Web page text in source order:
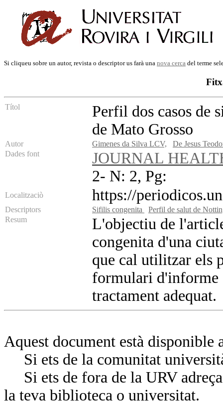
Si cliqueu sobre un autor, revista o descriptor us farà una nova cerca del terme
Títol
Perfil dos casos de
de Mato Grosso
Autor Gimenes da Silva LCV,
De Jesus
Dades font
JOURNAL
2- N: 2, Pg:
Localitzaciò https://
Descriptors Sifilis congenita
Perfil de salut de
Resum
L'objectiu de
congenita d'una
que cal utilitzar els
formulari d'informe
tractament adequat.
Aquest document està
Si ets de la comunitat
Si ets de fora de la URV
la teva biblioteca o universitat.